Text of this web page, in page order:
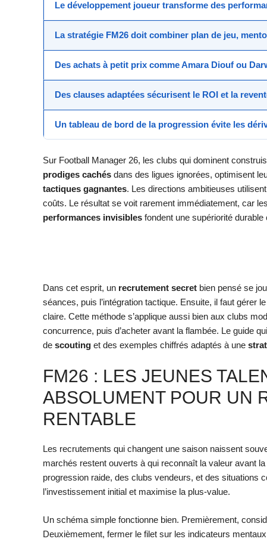
Le développement joueur transforme des
Lastratégie FM26 doit combiner plan de jeu,
Des achats à petit prix comme Amara Diouf ou
Des clauses adaptées sécurisent le ROI et la
Un tableau de bord de la progression évite les
Sur Football Manager 26, les clubs qui dominent
prodiges cachés dans des ligues ignorées, optimisent
tactiques gagnantes. Les directions ambitieuses
coûts. Le résultat se voit rarement immédiatement, car
performances invisibles fondent une supériorité durable
Dans cet esprit, un recrutement secret bien pensé se
séances, puis l’intégration tactique. Ensuite, il faut gérer
claire. Cette méthode s’applique aussi bien aux clubs
concurrence, puis d’acheter avant la flambée. Le guide
de scouting et des exemples chiffrés adaptés à une
FM26 : LES JEUNES
ABSOLUMENT POUR UN
RENTABLE
Les recrutements qui changent une saison naissent
marchés restent ouverts à qui reconnaît la valeur avant
progression raide, des clubs vendeurs, et des situations
l’investissement initial et maximise la plus-value.
Un schéma simple fonctionne bien. Premièrement,
Deuxièmement, fermer le filet sur les indicateurs